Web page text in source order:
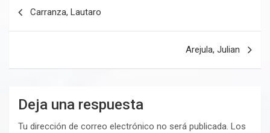
Carranza, Lautaro
Arejula, Julian
Deja una respuesta
Tu dirección de correo electrónico no será publicada. Los